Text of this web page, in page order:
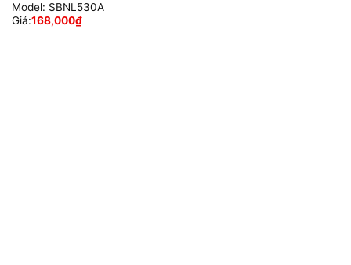
Model: SBNL530A
Giá:168,000₫